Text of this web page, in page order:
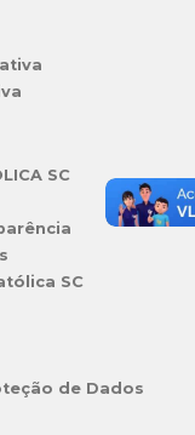
SC
SC
de Dados